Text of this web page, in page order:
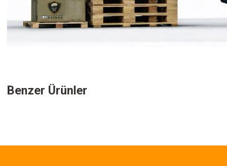
Benzer Ürünler